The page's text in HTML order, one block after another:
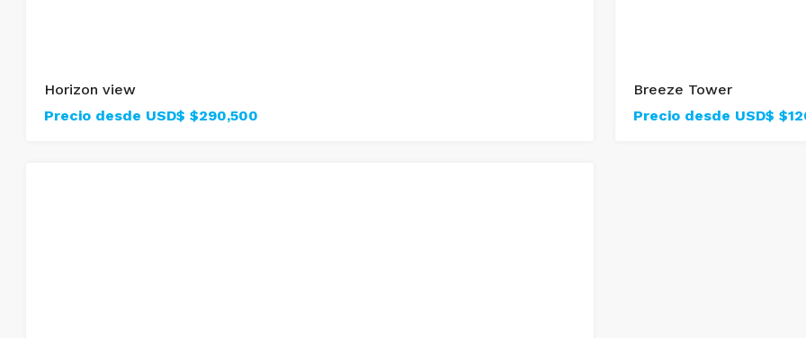
Horizon view
Precio desde USD$ $290,500
Breeze Tower
Precio desde USD$